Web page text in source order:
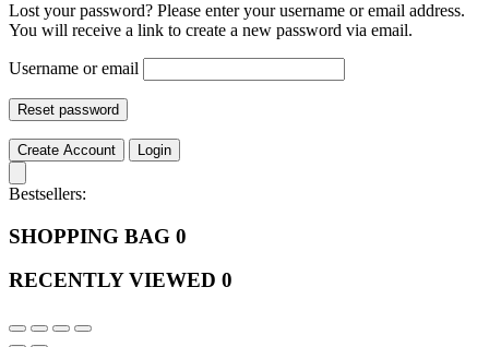
Lost your password? Please enter your username or email address.
You will receive a link to create a new password via email.
Username or email
Reset password
Create Account Login
Bestsellers:
SHOPPING BAG 0
RECENTLY VIEWED 0